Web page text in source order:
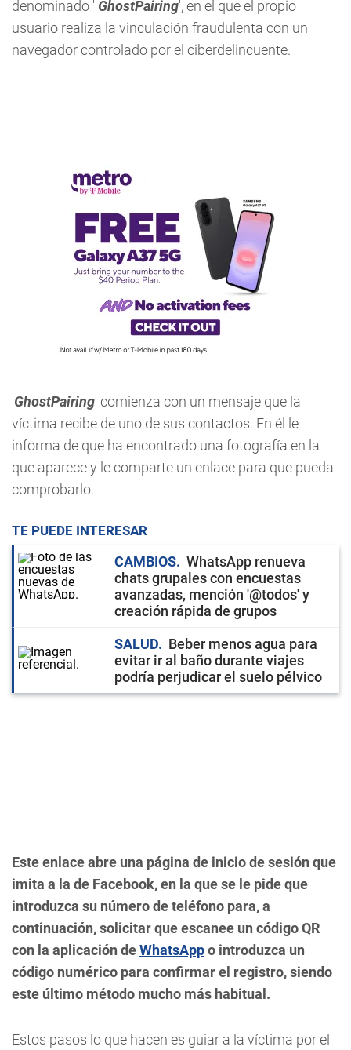
denominado ' GhostPairing', en el que el propio
usuario realiza la vinculación fraudulenta con un
navegador controlado por el ciberdelincuente.
'GhostPairing' comienza con un mensaje que la
víctima recibe de uno de sus contactos. En él le
informa de que ha encontrado una fotografía en la
que aparece y le comparte un enlace para que pueda
comprobarlo.
TE PUEDE INTERESAR
CAMBIOS
WhatsApp renueva
chats grupales con encuestas
avanzadas, mención '@todos' y
creación rápida de grupos
SALUD
Beber menos agua para
evitar ir al baño durante viajes
podría perjudicar el suelo pélvico
Este enlace abre una página de inicio de sesión que
imita a la de Facebook, en la que se le pide que
introduzca su número de teléfono para, a
continuación, solicitar que escanee un código QR
con la aplicación deWhatsAppo introduzca un
código numérico para confirmar el registro, siendo
este último método mucho más habitual.
Estos pasos lo que hacen es guiar a la víctima por el